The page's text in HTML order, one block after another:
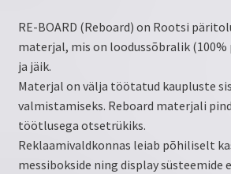
RE-BOARD (Reboard) on Rootsi
materjal, mis on loodussõbralik (100%
ja jäik.
Materjal on välja töötatud kaupluste
valmistamiseks. Reboard materjali
töötlusega otsetrükiks.
Reklaamivaldkonnas leiab põhiliselt
messibokside ning display süsteemide